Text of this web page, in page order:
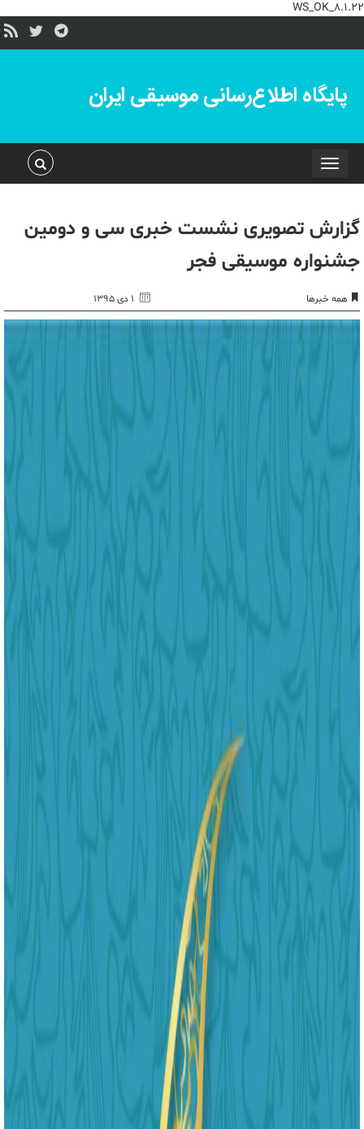
WS_OK_8.1.22
پایگاه اطلاع‌رسانی موسیقی ایران
Toggle
navigation
گزارش تصویری نشست خبری سی و دومین
جشنواره موسیقی فجر
همه خبرها ۱ دی ۱۳۹۵